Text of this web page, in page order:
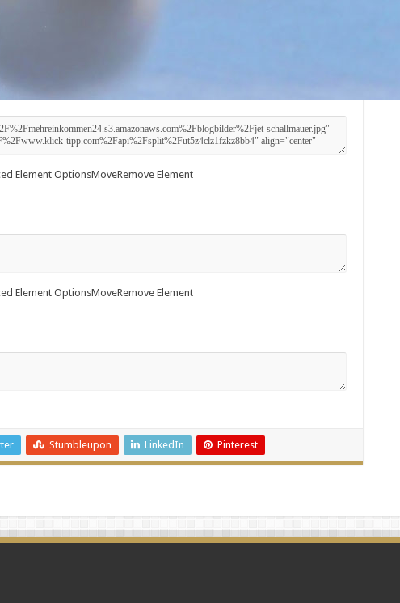
Element OptionsMoveRemove Element
Element OptionsMoveRemove Element
Stumbleupon LinkedIn Pinterest